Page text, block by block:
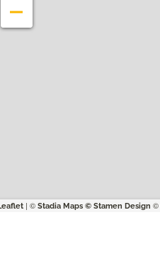
| © Stadia Maps © Stamen Design ©